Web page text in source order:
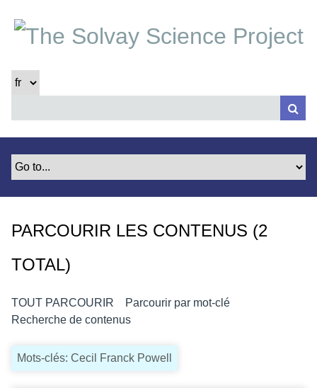
t
PARCOURIR LES CONTENUS (2
TOTAL)
TOUT PARCOURIR
Parcourir par mot-clé
Recherche de contenus
Mots-clés: Cecil Franck Powell